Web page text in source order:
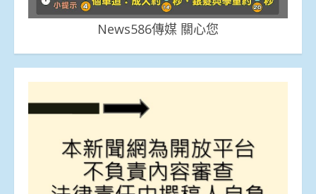
News586傳媒 關心您